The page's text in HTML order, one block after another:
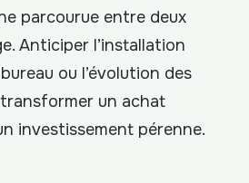
parcourue entre deux
Anticiper l’installation
ou l’évolution des
un achat
investissement pérenne.